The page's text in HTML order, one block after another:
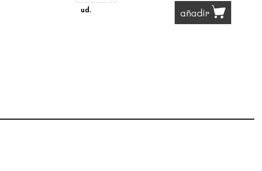
ud. añadir